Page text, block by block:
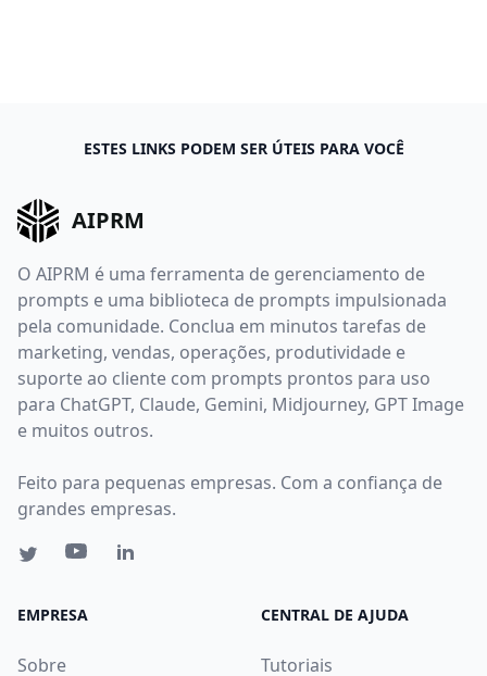
ESTES LINKS PODEM SER ÚTEIS PARA VOCÊ
AIPRM
O AIPRM é uma ferramenta de gerenciamento de
prompts e uma biblioteca de prompts impulsionada
pela comunidade. Conclua em minutos tarefas de
marketing, vendas, operações, produtividade e
suporte ao cliente com prompts prontos para uso
para ChatGPT, Claude, Gemini, Midjourney, GPT Image
e muitos outros.
Feito para pequenas empresas. Com a confiança de
grandes empresas.
EMPRESA
Sobre
CENTRAL DE AJUDA
Tutoriais